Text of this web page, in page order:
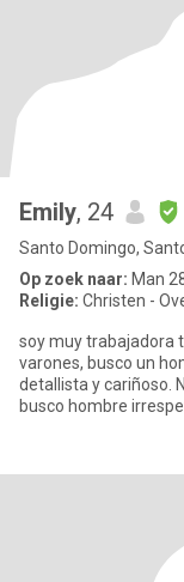
Emily, 24
Santo Domingo,
Op zoek naar: Man
Religie: Christen -
soy muy trabajadora
varones, busco un
detallista y cariñoso. No busco un cajero. No busco papeles. No